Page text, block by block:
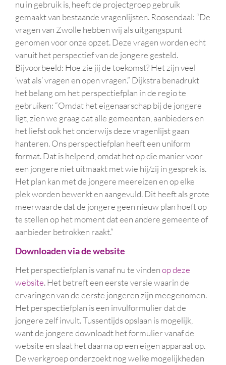
nu in gebruik is, heeft de projectgroep gebruik
gemaakt van bestaande vragenlijsten. Roosendaal: “De
vragen van Zwolle hebben wij als uitgangspunt
genomen voor onze opzet. Deze vragen worden echt
vanuit het perspectief van de jongere gesteld.
Bijvoorbeeld: Hoe zie jij de toekomst? Het zijn veel
‘wat als’ vragen en open vragen.” Dijkstra benadrukt
het belang om het perspectiefplan in de regio te
gebruiken: “Omdat het eigenaarschap bij de jongere
ligt, zien we graag dat alle gemeenten, aanbieders en
het liefst ook het onderwijs deze vragenlijst gaan
hanteren. Ons perspectiefplan heeft een uniform
format. Dat is helpend, omdat het op die manier voor
een jongere niet uitmaakt met wie hij/zij in gesprek is.
Het plan kan met de jongere meereizen en op elke
plek worden bewerkt en aangevuld. Dit heeft als grote
meerwaarde dat de jongere geen nieuw plan hoeft op
te stellen op het moment dat een andere gemeente of
aanbieder betrokken raakt.”
Downloaden via de website
Het perspectiefplan is vanaf nu te vindenop deze
website. Het betreft een eerste versie waarin de
ervaringen van de eerste jongeren zijn meegenomen.
Het perspectiefplan is een invulformulier dat de
jongere zelf invult. Tussentijds opslaan is mogelijk,
want de jongere downloadt het formulier vanaf de
website en slaat het daarna op een eigen apparaat op.
De werkgroep onderzoekt nog welke mogelijkheden